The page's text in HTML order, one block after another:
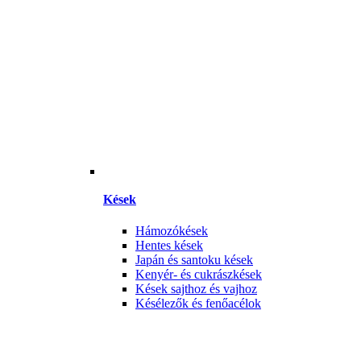
Kések
Hámozókések
Hentes kések
Japán és santoku kések
Kenyér- és cukrászkések
Kések sajthoz és vajhoz
Késélezők és fenőacélok